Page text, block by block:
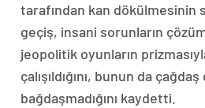
tarafından kan dökülmesinin
geçiş, insani sorunların
jeopolitik oyunların
çalışıldığını, bunun da
bağdaşmadığını kaydetti.